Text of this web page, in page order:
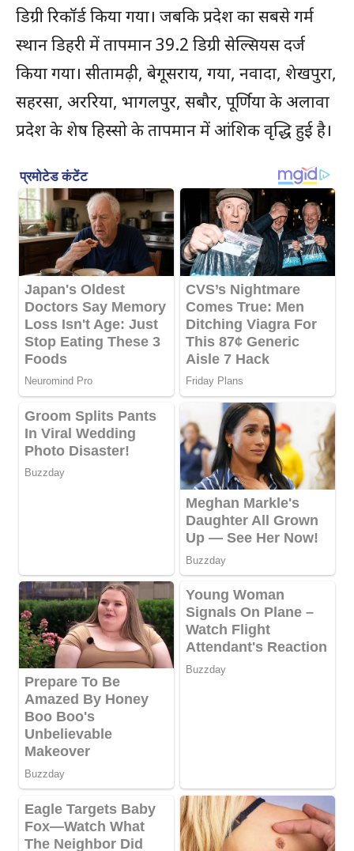
डिग्री रिकॉर्ड किया गया। जबकि प्रदेश का सबसे गर्म
स्थान डिहरी में तापमान 39.2 डिग्री सेल्सियस दर्ज
किया गया। सीतामढ़ी, बेगूसराय, गया, नवादा, शेखपुरा,
सहरसा, अररिया, भागलपुर, सबौर, पूर्णिया के अलावा
प्रदेश के शेष हिस्सो के तापमान में आंशिक वृद्धि हुई है।